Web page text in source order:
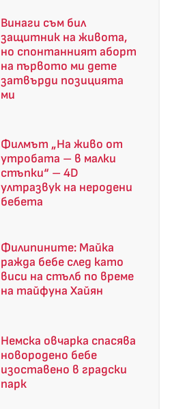
Винаги съм бил
защитник на живота,
но спонтанният аборт
на първото ми дете
затвърди позицията
ми
Филмът „На живо от
утробата – в малки
стъпки“ – 4D
ултразвук на неродени
бебета
Филипините: Майка
ражда бебе след като
виси на стълб по време
на тайфуна Хайян
Немска овчарка спасява
новородено бебе
изоставено в градски
парк